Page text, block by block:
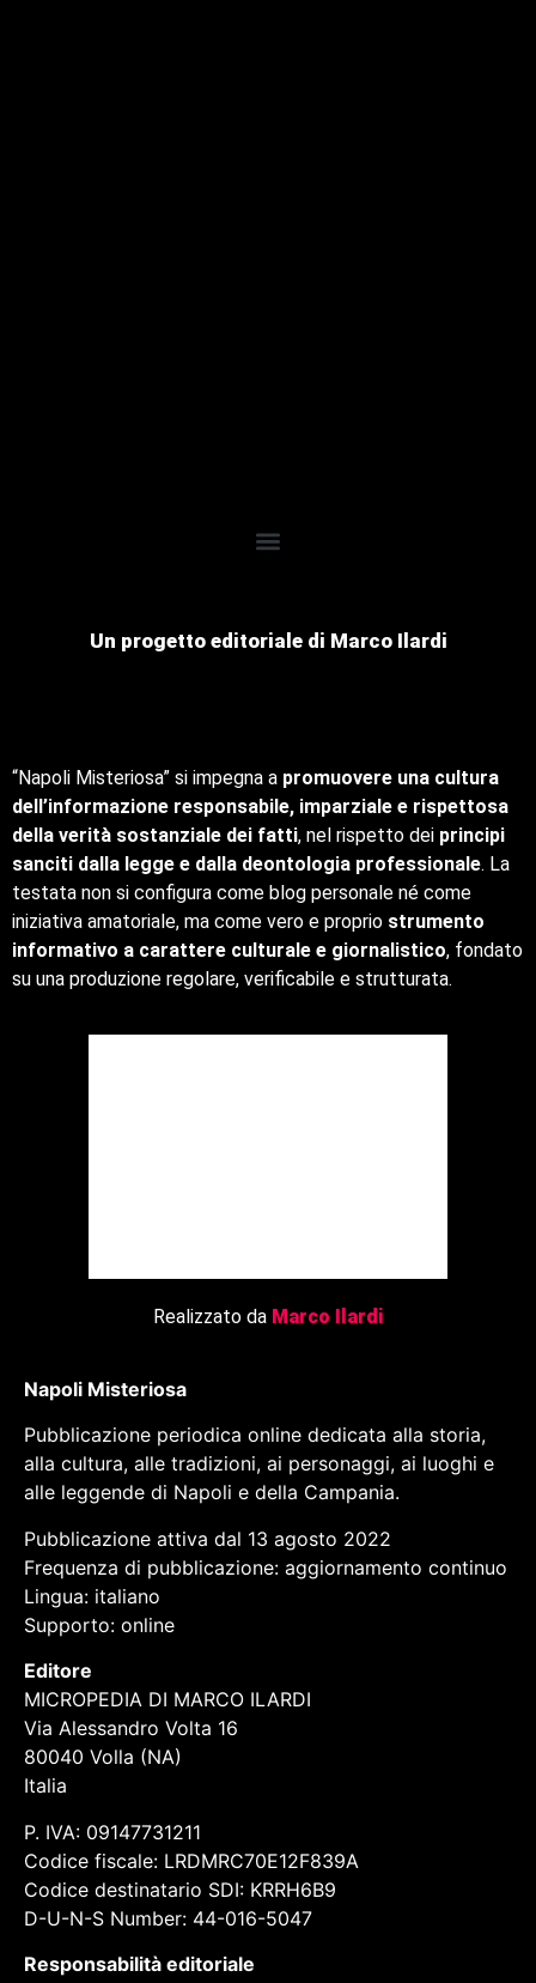
Un progetto editoriale di Marco Ilardi
“Napoli Misteriosa” si impegna a promuovere una cultura
dell’informazione responsabile, imparziale e rispettosa
della verità sostanziale dei fatti, nel rispetto dei principi
sanciti dalla legge e dalla deontologia professionale. La
testata non si configura come blog personale né come
iniziativa amatoriale, ma come vero e proprio strumento
informativo a carattere culturale e giornalistico, fondato
su una produzione regolare, verificabile e strutturata.
Realizzato da Marco Ilardi
Napoli Misteriosa
Pubblicazione periodica online dedicata alla storia,
alla cultura, alle tradizioni, ai personaggi, ai luoghi e
alle leggende di Napoli e della Campania.
Pubblicazione attiva dal 13 agosto 2022
Frequenza di pubblicazione: aggiornamento continuo
Lingua: italiano
Supporto: online
Editore
MICROPEDIA DI MARCO ILARDI
Via Alessandro Volta 16
80040 Volla (NA)
Italia
P. IVA: 09147731211
Codice fiscale: LRDMRC70E12F839A
Codice destinatario SDI: KRRH6B9
D-U-N-S Number: 44-016-5047
Responsabilità editoriale